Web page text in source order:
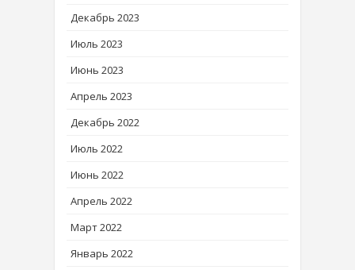
Декабрь 2023
Июль 2023
Июнь 2023
Апрель 2023
Декабрь 2022
Июль 2022
Июнь 2022
Апрель 2022
Март 2022
Январь 2022